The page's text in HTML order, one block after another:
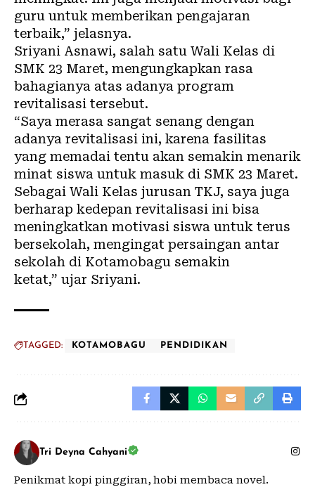
guru untuk memberikan pengajaran
terbaik,” jelasnya.
Sriyani Asnawi, salah satu Wali Kelas di
SMK 23 Maret, mengungkapkan rasa
bahagianya atas adanya program
revitalisasi tersebut.
“Saya merasa sangat senang dengan
adanya revitalisasi ini, karena fasilitas
yang memadai tentu akan semakin menarik
minat siswa untuk masuk di SMK 23 Maret.
Sebagai Wali Kelas jurusan TKJ, saya juga
berharap kedepan revitalisasi ini bisa
meningkatkan motivasi siswa untuk terus
bersekolah, mengingat persaingan antar
sekolah di Kotamobagu semakin
ketat,” ujar Sriyani.
TAGGED: KOTAMOBAGU PENDIDIKAN
Tri Deyna Cahyani
Penikmat kopi pinggiran, hobi membaca novel.